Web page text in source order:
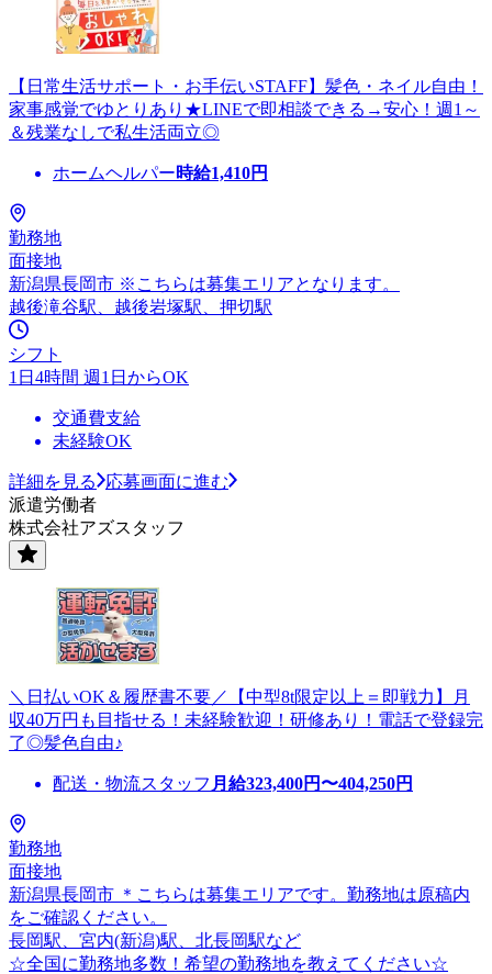
【日常生活サポート・お手伝いSTAFF】髪色・ネイル自由！
家事感覚でゆとりあり★LINEで即相談できる→安心！週1～
＆残業なしで私生活両立◎
ホームヘルパー時給1,410円
勤務地
面接地
新潟県長岡市 ※こちらは募集エリアとなります。
越後滝谷駅、越後岩塚駅、押切駅
シフト
1日4時間 週1日からOK
交通費支給
未経験OK
詳細を見る
応募画面に進む
派遣労働者
株式会社アズスタッフ
＼日払いOK＆履歴書不要／【中型8t限定以上＝即戦力】月
収40万円も目指せる！未経験歓迎！研修あり！電話で登録完
了◎髪色自由♪
配送・物流スタッフ 月給323,400円〜404,250円
勤務地
面接地
新潟県長岡市 ＊こちらは募集エリアです。勤務地は原稿内
をご確認ください。
長岡駅、宮内(新潟)駅、北長岡駅など
☆全国に勤務地多数！希望の勤務地を教えてください☆